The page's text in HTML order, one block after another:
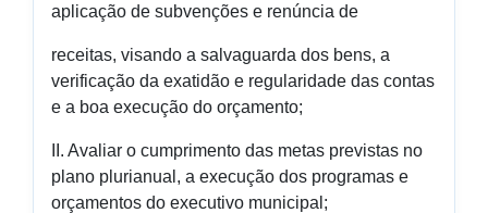
aplicação de subvenções e renúncia de
receitas, visando a salvaguarda dos bens, a
verificação da exatidão e regularidade das contas
e a boa execução do orçamento;
II. Avaliar o cumprimento das metas previstas no
plano plurianual, a execução dos programas e
orçamentos do executivo municipal;